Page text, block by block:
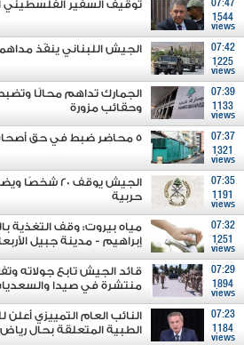
07:47
1544
views
توقيف السفير الفلسطيني
07:42
1225
views
الجيش اللبناني ينفّذ
07:39
1133
views
الجمارك تداهم محالًا
وحقائب مزورة
07:37
1321
views
5 محاضر ضبط في حق أصحاب مولدات مخالفين
07:35
1191
views
الجيش يوقف 20
حربية
07:32
1251
views
مياه بيروت: وقف التغذية
إبراهيم - مدينة جبيل
07:29
1894
views
قائد الجيش تابع جولاته
منتشرة في صيدا
07:23
1184
views
النائب العام التمييزي أعلن
الطبية المتعلقة بحال